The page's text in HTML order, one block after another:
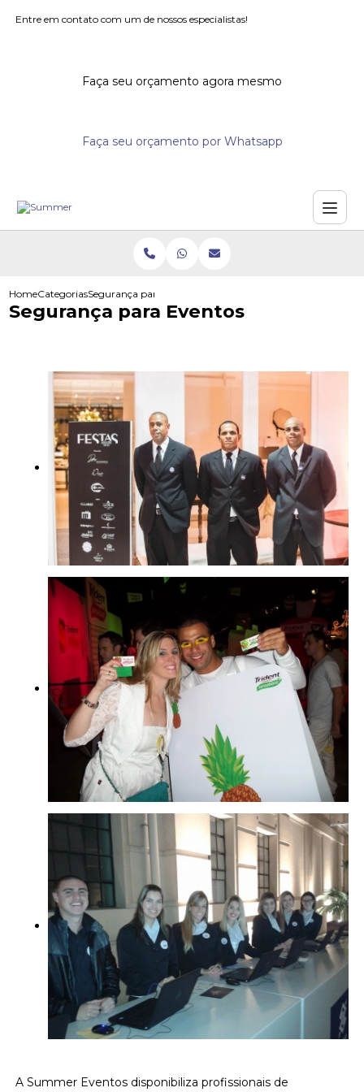
Entre em contato com um de nossos especialistas!
Faça seu orçamento agora mesmo
Faça seu orçamento por Whatsapp
HomeCategoriasSegurança para Eventos
Segurança para Eventos
A Summer Eventos disponibiliza profissionais de